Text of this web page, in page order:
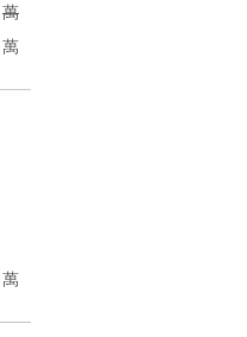
萬
萬
萬